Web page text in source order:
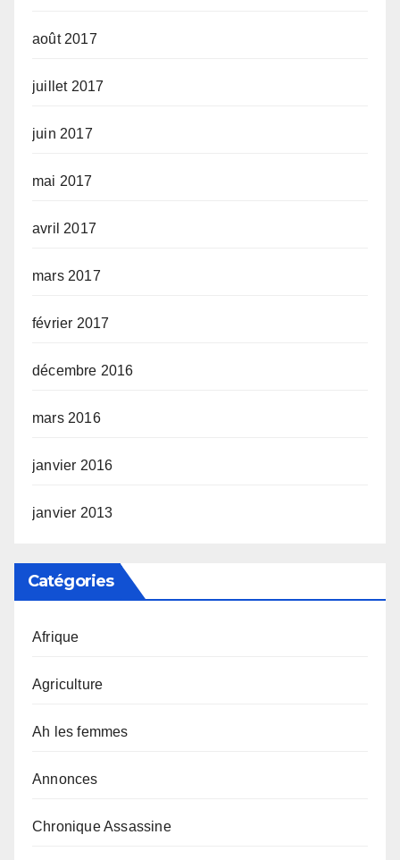
août 2017
juillet 2017
juin 2017
mai 2017
avril 2017
mars 2017
février 2017
décembre 2016
mars 2016
janvier 2016
janvier 2013
Catégories
Afrique
Agriculture
Ah les femmes
Annonces
Chronique Assassine